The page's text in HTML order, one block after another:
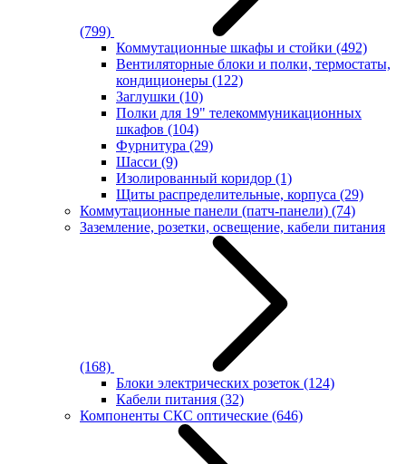
(799)
Коммутационные шкафы и стойки (492)
Вентиляторные блоки и полки, термостаты,
кондиционеры (122)
Заглушки (10)
Полки для 19" телекоммуникационных
шкафов (104)
Фурнитура (29)
Шасси (9)
Изолированный коридор (1)
Щиты распределительные, корпуса (29)
Коммутационные панели (патч-панели) (74)
Заземление, розетки, освещение, кабели питания
(168)
Блоки электрических розеток (124)
Кабели питания (32)
Компоненты СКС оптические (646)